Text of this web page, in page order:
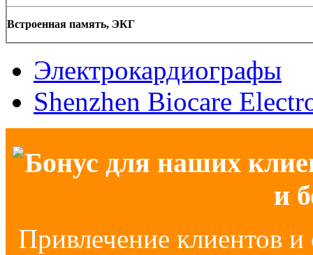
Встроенная память, ЭКГ
Электрокардиографы
Shenzhen Biocare
Бонус для наших
и
Привлечение клиентов и